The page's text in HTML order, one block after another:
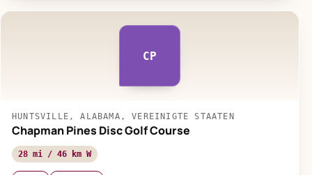
CP
HUNTSVILLE, ALABAMA, VEREINIGTE STAATEN
Chapman Pines Disc Golf Course
28 mi / 46 km W